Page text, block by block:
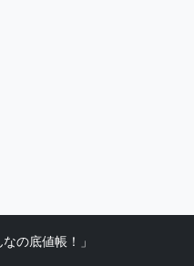
の底値帳！」